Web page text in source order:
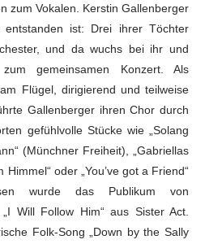
zum Vokalen. Kerstin Gallenberger
ist: Drei ihrer Töchter
und da wuchs bei ihr und
gemeinsamen Konzert. Als
am Flügel, dirigierend und teilweise
Gallenberger ihren Chor durch
gefühlvolle Stücke wie „Solang
(Münchner Freiheit), „Gabriellas
oder „You’ve got a Friend“
wurde das Publikum von
Will Follow Him“ aus Sister Act.
Folk-Song „Down by the Sally